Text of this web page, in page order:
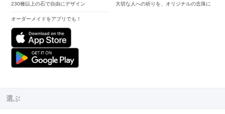
230種以上の石で自由にデザイン
オーダーメイドをアプリでも！
大切な人への祈りを、オリジナルの念珠に
選ぶ